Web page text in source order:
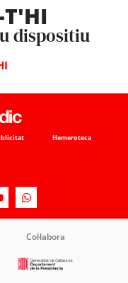
T'HI
dispositiu
Hemeroteca
Col·labora